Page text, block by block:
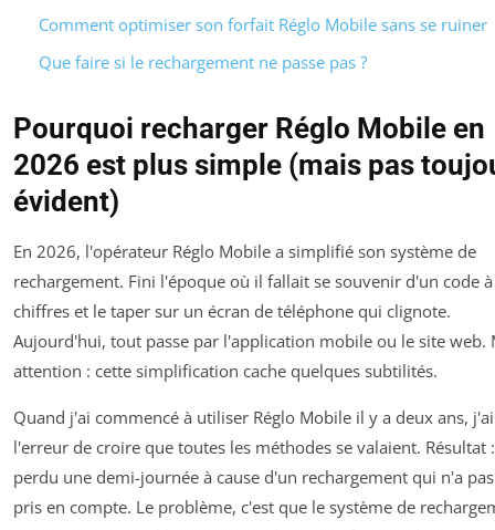
Comment optimiser son forfait Réglo Mobile sans se ruiner
Que faire si le rechargement ne passe pas ?
Pourquoi recharger Réglo Mobile en
2026 est plus simple (mais pas
évident)
En 2026, l'opérateur Réglo Mobile a simplifié son système de
rechargement. Fini l'époque où il fallait se souvenir d'un code
chiffres et le taper sur un écran de téléphone qui clignote.
Aujourd'hui, tout passe par l'application mobile ou le site web.
attention : cette simplification cache quelques subtilités.
Quand j'ai commencé à utiliser Réglo Mobile il y a deux ans,
l'erreur de croire que toutes les méthodes se valaient. Résultat
perdu une demi-journée à cause d'un rechargement qui n'a
pris en compte. Le problème, c'est que le système de